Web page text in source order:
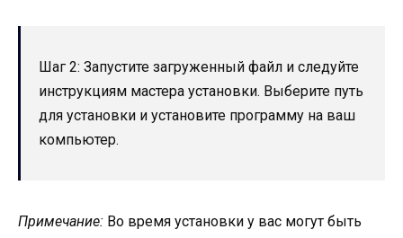
Шаг 2: Запустите загруженный файл и следуйте
инструкциям мастера установки. Выберите путь
для установки и установите программу на ваш
компьютер.
Примечание: Во время установки у вас могут быть